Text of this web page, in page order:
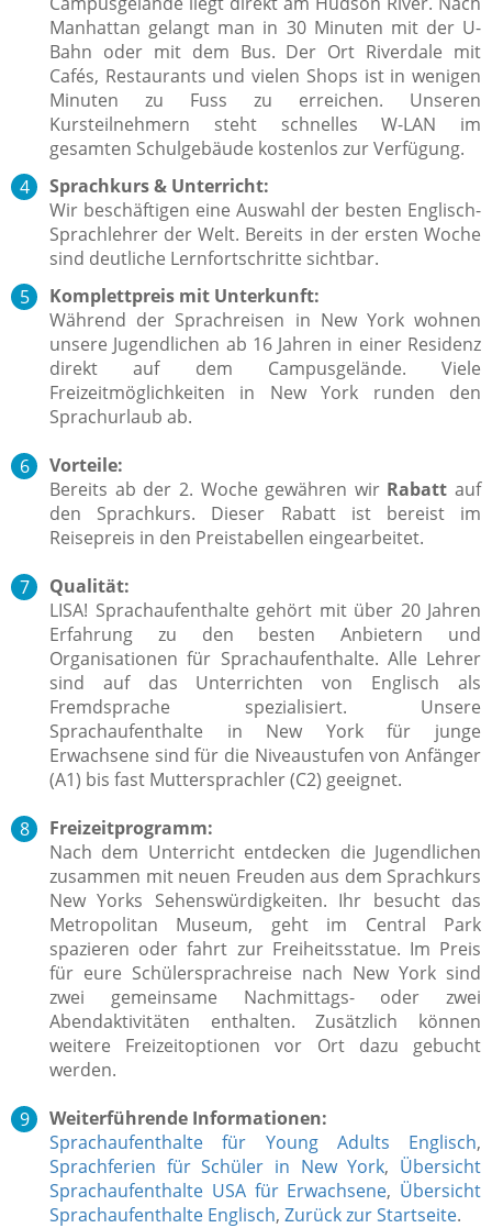
Manhattan gelangt man in 30 Minuten mit der U-
Bahn oder mit dem Bus. Der Ort Riverdale mit
Cafés, Restaurants und vielen Shops ist in wenigen
Minuten zu Fuss zu erreichen. Unseren
Kursteilnehmern steht schnelles W-LAN im
gesamten Schulgebäude kostenlos zur Verfügung.
Sprachkurs & Unterricht:
Wir beschäftigen eine Auswahl der besten Englisch-
Sprachlehrer der Welt. Bereits in der ersten Woche
sind deutliche Lernfortschritte sichtbar.
Komplettpreis mit Unterkunft:
Während der Sprachreisen in New York wohnen
unsere Jugendlichen ab 16 Jahren in einer Residenz
direkt auf dem Campusgelände. Viele
Freizeitmöglichkeiten in New York runden den
Sprachurlaub ab.
Vorteile:
Bereits ab der 2. Woche gewähren wir Rabatt auf
den Sprachkurs. Dieser Rabatt ist bereist im
Reisepreis in den Preistabellen eingearbeitet.
Qualität:
LISA! Sprachaufenthalte gehört mit über 20 Jahren
Erfahrung zu den besten Anbietern und
Organisationen für Sprachaufenthalte. Alle Lehrer
sind auf das Unterrichten von Englisch als
Fremdsprache spezialisiert. Unsere
Sprachaufenthalte in New York für junge
Erwachsene sind für die Niveaustufen von Anfänger
(A1) bis fast Muttersprachler (C2) geeignet.
Freizeitprogramm:
Nach dem Unterricht entdecken die Jugendlichen
zusammen mit neuen Freuden aus dem Sprachkurs
New Yorks Sehenswürdigkeiten. Ihr besucht das
Metropolitan Museum, geht im Central Park
spazieren oder fahrt zur Freiheitsstatue. Im Preis
für eure Schülersprachreise nach New York sind
zwei gemeinsame Nachmittags- oder zwei
Abendaktivitäten enthalten. Zusätzlich können
weitere Freizeitoptionen vor Ort dazu gebucht
werden.
Weiterführende Informationen:
Sprachaufenthalte für Young Adults Englisch,
Sprachferien für Schüler in New York, Übersicht
Sprachaufenthalte USA für Erwachsene, Übersicht
Sprachaufenthalte Englisch, Zurück zur Startseite.